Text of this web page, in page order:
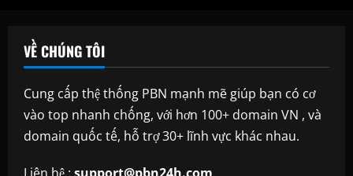
VỀ CHÚNG TÔI
Cung cấp thệ thống PBN mạnh mẽ giúp bạn có cơ
vào top nhanh chống, với hơn 100+ domain VN , và
domain quốc tế, hỗ trợ 30+ lĩnh vực khác nhau.